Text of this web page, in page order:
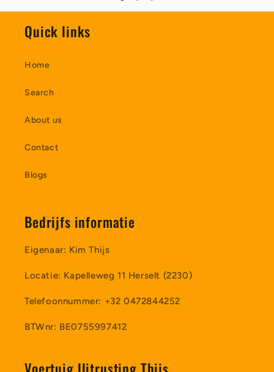
Quick links
Home
Search
About us
Contact
Blogs
Bedrijfs informatie
Eigenaar: Kim Thijs
Locatie: Kapelleweg 11 Herselt (2230)
Telefoonnummer: +32 0472844252
BTWnr: BE0755997412